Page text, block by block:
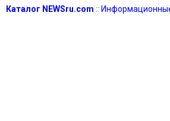
Каталог NEWSru.com ::